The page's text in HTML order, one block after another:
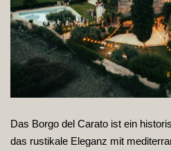
Das Borgo del Carato ist ein
das rustikale Eleganz mit